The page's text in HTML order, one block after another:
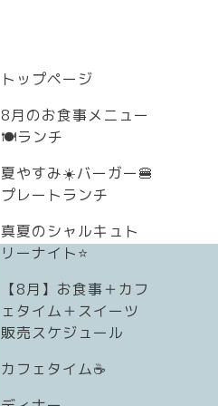
トップページ
8月のお食事メニュー
🍽ランチ
夏やすみ☀️バーガー🍔
プレートランチ
真夏のシャルキュト
リーナイト⭐
【8月】お食事＋カフ
ェタイム＋スイーツ
販売スケジュール
カフェタイム☕️